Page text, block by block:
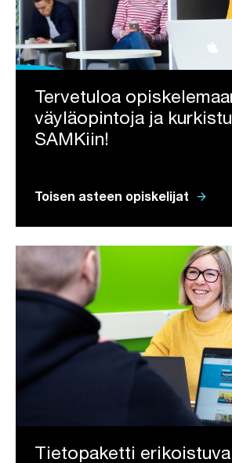
Tervetuloa
väyläopintoja ja
SAMKiin!
Toisen asteen opiskelijat arrow_forward
Tietopaketti